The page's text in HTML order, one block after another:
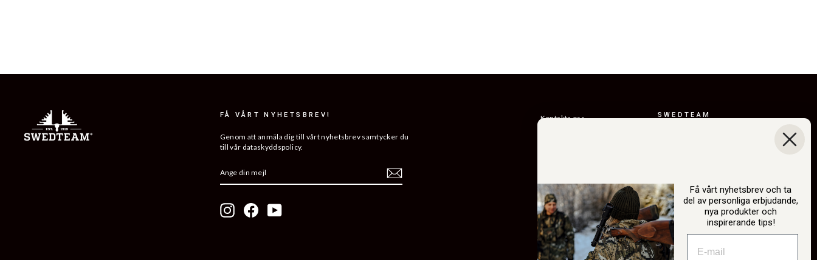
FÅ VÅRT NYHETSBREV!
Genom att anmäla dig till vårt nyhetsbrev samtycker du
till vår dataskyddspolicy.
DIN
InstagramFacebookYouTube
Kontakta oss
Vår berättelse
Katalog
B2B-inloggning
Ångra köp
SWEDTEAM
3268
info@swedteam.se
0325-61 80 70
Få vårt nyhetsbrev och ta
del av personliga erbjudande,
nya produkter och
inspirerande tips!